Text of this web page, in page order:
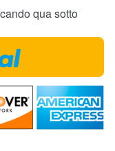
qua sotto